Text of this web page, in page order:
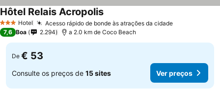
3 EstrelasHotel Acesso rápido de bonde às atrações da cidade
Hôtel Relais Acropolis
7,6 Boa 2.294 a 2.0 km de Coco Beach
De € 53
Consulte os preços de 15 sites Ver preços